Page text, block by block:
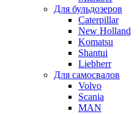
Для бульдозеров
Caterpillar
New Holland
Komatsu
Shantui
Liebherr
Для самосвалов
Volvo
Scania
MAN